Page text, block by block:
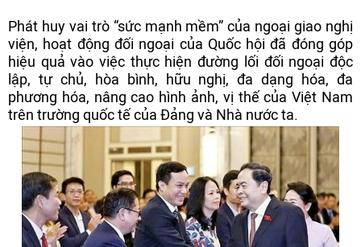
Phát huy vai trò “sức mạnh mềm” của ngoại giao nghị
viện, hoạt động đối ngoại của Quốc hội đã đóng góp
hiệu quả vào việc thực hiện đường lối đối ngoại độc
lập, tự chủ, hòa bình, hữu nghị, đa dạng hóa, đa
phương hóa, nâng cao hình ảnh, vị thế của Việt Nam
trên trường quốc tế của Đảng và Nhà nước ta.